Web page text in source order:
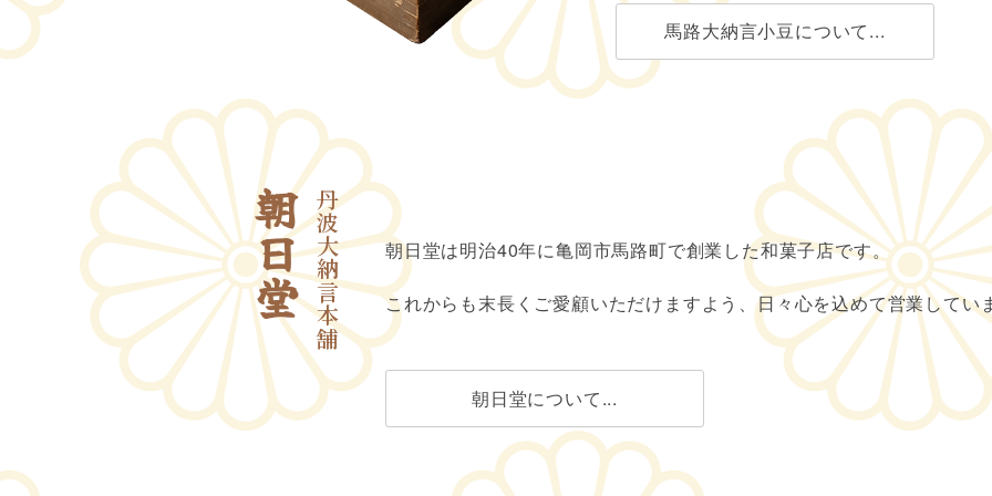
馬路大納言小豆について...
丹波大納言本舗
朝日堂 朝日堂は明治40年に亀岡市馬路町で創業した和菓子店です。
これからも末長くご愛顧いただけますよう、日々心を込めて営業してい
朝日堂について...